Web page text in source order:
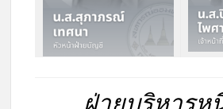
ฝ่ายบริหารห